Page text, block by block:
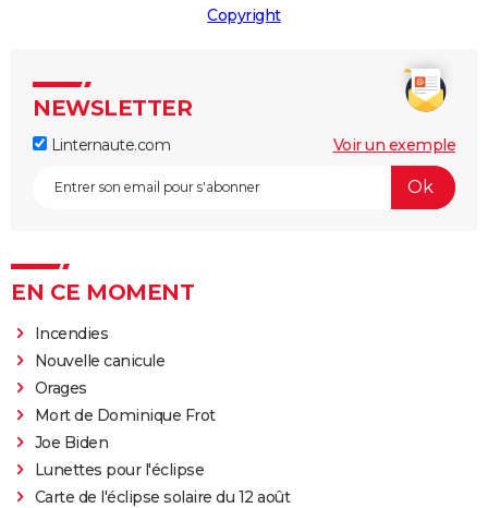
Copyright
NEWSLETTER
Linternaute.com Voir un exemple
EN CE MOMENT
Incendies
Nouvelle canicule
Orages
Mort de Dominique Frot
Joe Biden
Lunettes pour l'éclipse
Carte de l'éclipse solaire du 12 août